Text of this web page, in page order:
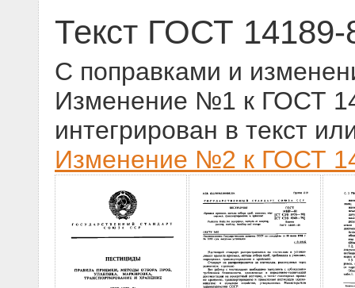
Текст ГОСТ 14189-
С поправками и
Изменение №1 к ГОСТ
интегрирован в текст
Изменение №2 к ГОСТ